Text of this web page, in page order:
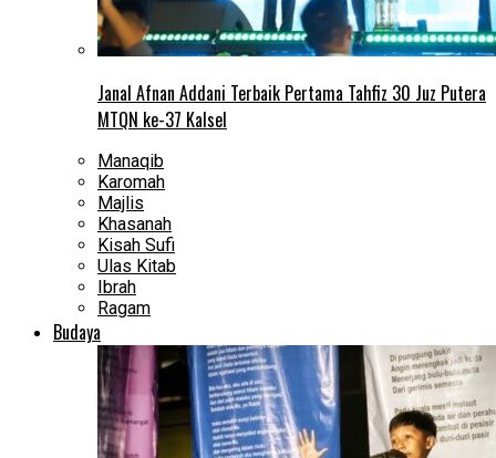
Janal Afnan Addani Terbaik Pertama Tahfiz 30 Juz Putera
MTQN ke-37 Kalsel
Manaqib
Karomah
Majlis
Khasanah
Kisah Sufi
Ulas Kitab
Ibrah
Ragam
Budaya